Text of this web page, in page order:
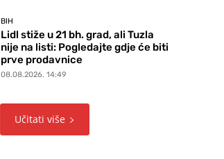
BIH
Lidl stiže u 21 bh. grad, ali Tuzla
nije na listi: Pogledajte gdje će biti
prve prodavnice
08.08.2026. 14:49
Učitati više